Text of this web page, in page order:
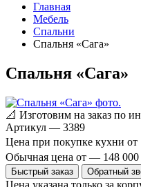
Главная
Мебель
Спальни
Спальня «Сага»
Спальня «Сага»
📐 Изготовим на заказ по
Артикул — 3389
Цена при покупке кухни от
Обычная цена от — 148
Быстрый заказ Обратный
Цена указана только за